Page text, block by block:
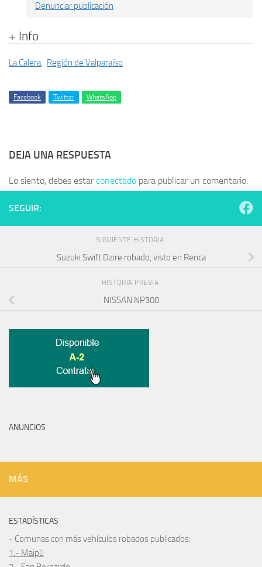
Denunciar publicación
+ Info
La Calera, Región de Valparaíso
Facebook Twitter WhatsApp
DEJA UNA RESPUESTA
Lo siento, debes estarconectado para publicar un comentario.
SEGUIR:
SIGUIENTE HISTORIA
Suzuki Swift Dzire robado, visto en Renca
HISTORIA PREVIA
NISSAN NP300
ANUNCIOS
MÁS
ESTADÍSTICAS
- Comunas con más vehículos robados publicados:
1.- Maipú